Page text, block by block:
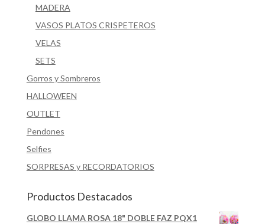
MADERA
VASOS PLATOS CRISPETEROS
VELAS
SETS
Gorros y Sombreros
HALLOWEEN
OUTLET
Pendones
Selfies
SORPRESAS y RECORDATORIOS
Productos Destacados
GLOBO LLAMA ROSA 18" DOBLE FAZ PQX1